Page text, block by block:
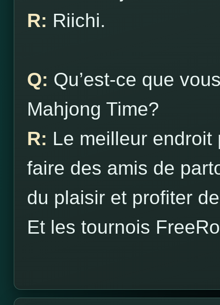
R: Riichi.
Q: Qu’est-ce que
Mahjong Time?
R: Le meilleur
faire des amis de
du plaisir et profiter
Et les tournois